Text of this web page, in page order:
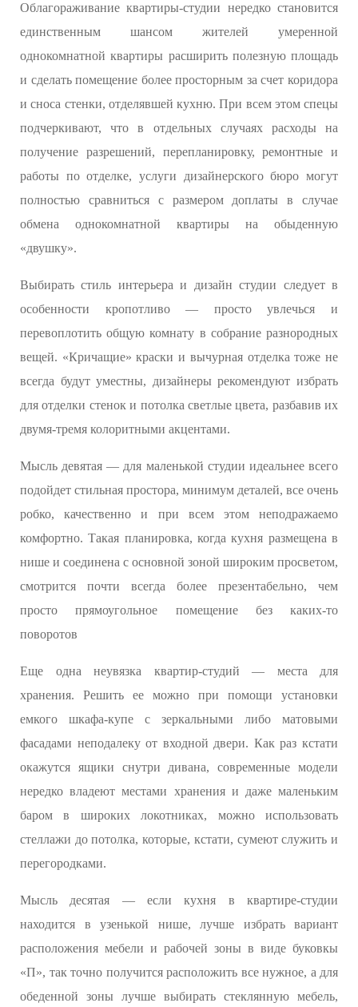
Облагораживание квартиры-студии нередко становится
единственным шансом жителей умеренной
однокомнатной квартиры расширить полезную площадь
и сделать помещение более просторным за счет коридора
и сноса стенки, отделявшей кухню. При всем этом спецы
подчеркивают, что в отдельных случаях расходы на
получение разрешений, перепланировку, ремонтные и
работы по отделке, услуги дизайнерского бюро могут
полностью сравниться с размером доплаты в случае
обмена однокомнатной квартиры на обыденную
«двушку».
Выбирать стиль интерьера и дизайн студии следует в
особенности кропотливо — просто увлечься и
перевоплотить общую комнату в собрание разнородных
вещей. «Кричащие» краски и вычурная отделка тоже не
всегда будут уместны, дизайнеры рекомендуют избрать
для отделки стенок и потолка светлые цвета, разбавив их
двумя-тремя колоритными акцентами.
Мысль девятая — для маленькой студии идеальнее всего
подойдет стильная простора, минимум деталей, все очень
робко, качественно и при всем этом неподражаемо
комфортно. Такая планировка, когда кухня размещена в
нише и соединена с основной зоной широким просветом,
смотрится почти всегда более презентабельно, чем
просто прямоугольное помещение без каких-то
поворотов
Еще одна неувязка квартир-студий — места для
хранения. Решить ее можно при помощи установки
емкого шкафа-купе с зеркальными либо матовыми
фасадами неподалеку от входной двери. Как раз кстати
окажутся ящики снутри дивана, современные модели
нередко владеют местами хранения и даже маленьким
баром в широких локотниках, можно использовать
стеллажи до потолка, которые, кстати, сумеют служить и
перегородками.
Мысль десятая — если кухня в квартире-студии
находится в узенькой нише, лучше избрать вариант
расположения мебели и рабочей зоны в виде буковкы
«П», так точно получится расположить все нужное, а для
обеденной зоны лучше выбирать стеклянную мебель,